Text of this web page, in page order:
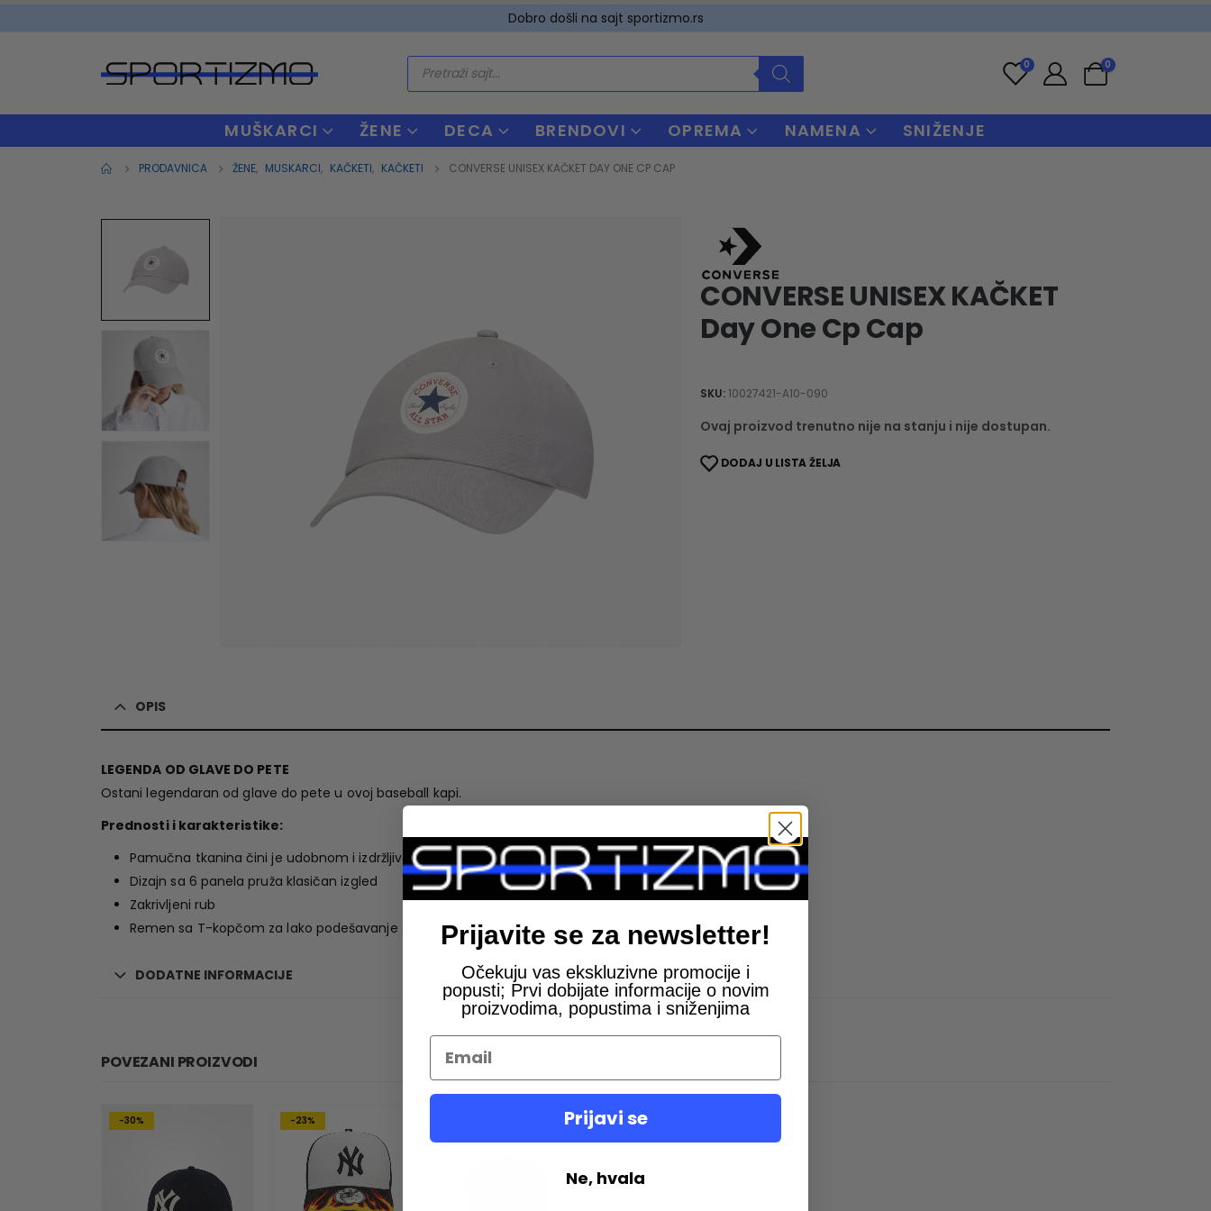
Dobro došli na sajt sportizmo.rs
Products
search
0 0
MUŠKARCI ŽENE DECA BRENDOVI OPREMA NAMENA SNIŽENJE
PRODAVNICA ŽENE, MUSKARCI, KAČKETI, KAČKETI CONVERSE UNISEX KAČKET DAY ONE CP CAP
CONVERSE UNISEX KAČKET
Day One Cp Cap
SKU: 10027421-A10-090
Ovaj proizvod trenutno nije na stanju i nije dostupan.
DODAJ U LISTA ŽELJA
OPIS
LEGENDA OD GLAVE DO PETE
Ostani legendaran od glave do pete u ovoj baseball kapi.
Prednosti i karakteristike:
Pamučna tkanina čini je udobnom i izdržljivom
Dizajn sa 6 panela pruža klasičan izgled
Zakrivljeni rub
Remen sa T-kopčom za lako podešavanje zatezanja
DODATNE INFORMACIJE
POVEZANI PROIZVODI
-30% -23%
Prijavite se za newsletter!
Očekuju vas ekskluzivne promocije i
popusti; Prvi dobijate informacije o novim
proizvodima, popustima i sniženjima
Prijavi se
Ne, hvala